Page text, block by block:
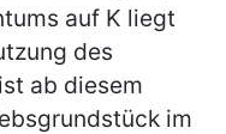
auf K liegt
des
ab diesem
im